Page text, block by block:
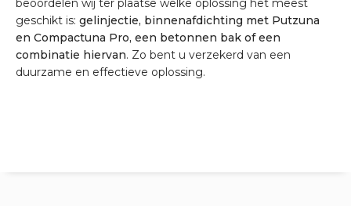
beoordelen wij ter plaatse welke oplossing het meest
geschikt is: gelinjectie, binnenafdichting met Putzuna
en Compactuna Pro, een betonnen bak of een
combinatie hiervan. Zo bent u verzekerd van een
duurzame en effectieve oplossing.